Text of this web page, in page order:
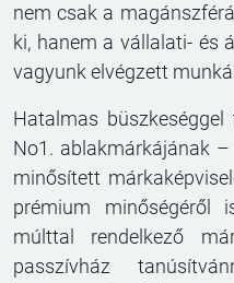
nem csak a
ki, hanem a vállalati- és
vagyunk elvégzett
Hatalmas
No1. ablakmárkájának –
minősített
prémium minőségéről
múlttal rendelkező
passzívház